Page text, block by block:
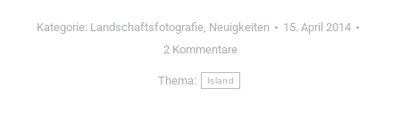
Kategorie: Landschaftsfotografie, Neuigkeiten
15. April 2014
2 Kommentare
Thema: Island